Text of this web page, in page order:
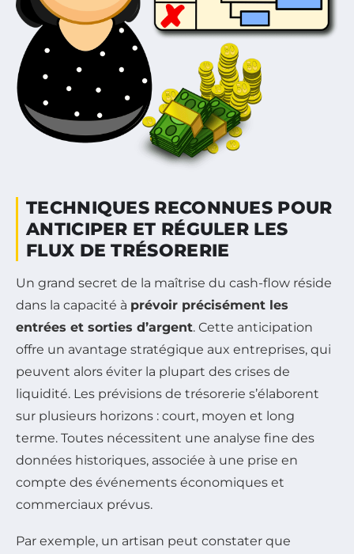
TECHNIQUES RECONNUES POUR
ANTICIPER ET RÉGULER LES
FLUX DE TRÉSORERIE
Un grand secret de la maîtrise du cash-flow réside
dans la capacité à prévoir précisément les
entrées et sorties d’argent. Cette anticipation
offre un avantage stratégique aux entreprises, qui
peuvent alors éviter la plupart des crises de
liquidité. Les prévisions de trésorerie s’élaborent
sur plusieurs horizons : court, moyen et long
terme. Toutes nécessitent une analyse fine des
données historiques, associée à une prise en
compte des événements économiques et
commerciaux prévus.
Par exemple, un artisan peut constater que